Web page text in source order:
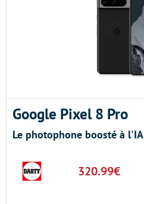
Google Pixel 8 Pro
Le photophone boosté à l'IA
320.99€